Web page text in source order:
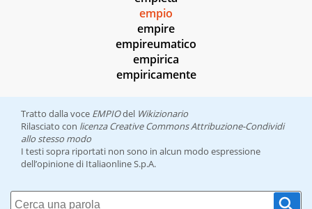
empio
empire
empireumatico
empirica
empiricamente
Tratto dalla voce EMPIOdel Wikizionario
Rilasciato con licenza Creative Commons Attribuzione-Condividi
allo stesso modo
I testi sopra riportati non sono in alcun modo espressione
dell’opinione di Italiaonline S.p.A.